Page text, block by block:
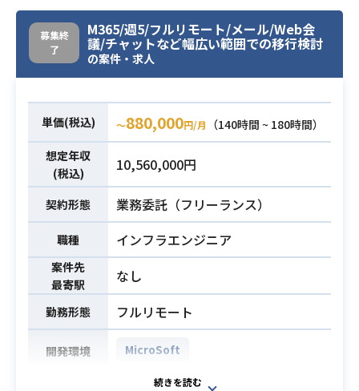
キュリティ対応
必須スキル
・M365/EMS支援経験
・Intune/E3(Share pointの案件経験
募集終
了
M365/週5/フルリモート/メール/Web会
議/チャットなど幅広い範囲での移行検討
の案件・求人
単価(税込) 〜880,000円/月
（140時間 ~ 180時間）
想定年収
(税込)
10,560,000円
契約形態 業務委託（フリーランス）
職種 インフラエンジニア
案件先
最寄駅
なし
勤務形態 フルリモート
開発環境 MicroSoft